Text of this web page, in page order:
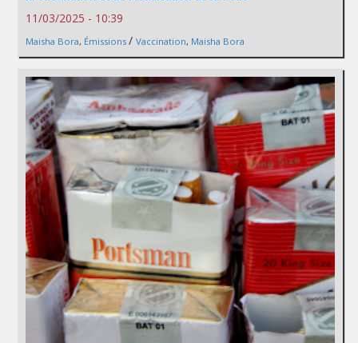
11/03/2025 - 10:39
Maisha Bora, Émissions / Vaccination, Maisha Bora